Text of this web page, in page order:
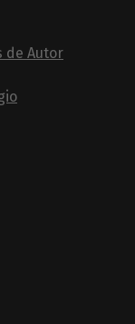
de Autor